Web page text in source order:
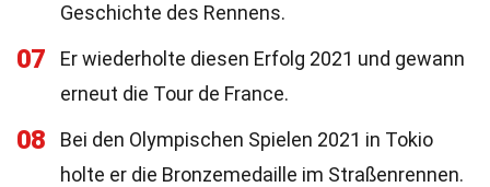
Geschichte des Rennens.
07
Er wiederholte diesen Erfolg 2021 und gewann
erneut die Tour de France.
08
Bei den Olympischen Spielen 2021 in Tokio
holte er die Bronzemedaille im Straßenrennen.